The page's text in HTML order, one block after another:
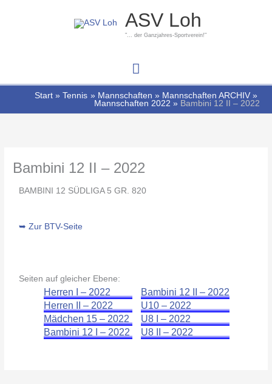
ASV Loh
"... der Ganzjahres-Sportverein!"
Hauptmenü
Start Tennis Mannschaften
Mannschaften ARCHIV
Mannschaften 2022
Bambini 12 II – 2022
Bambini 12 II – 2022
BAMBINI 12 SÜDLIGA 5 GR. 820
➥ Zur BTV-Seite
Seiten auf gleicher Ebene:
Herren I – 2022
Herren II – 2022
Mädchen 15 – 2022
Bambini 12 I – 2022
Bambini 12 II – 2022
U10 – 2022
U8 I – 2022
U8 II – 2022